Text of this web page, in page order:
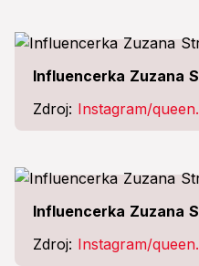
Influencerka Zuzana
Zdroj: Instagram/
Influencerka Zuzana
Zdroj: Instagram/